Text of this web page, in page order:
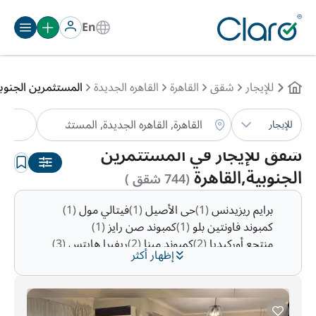
En
للإيجار شقق القاهرة القاهره الجديدة المستثمرين
للإيجار
شقق للإيجار في المستثمرين
الجنوبية,القاهرة(744 شقق )
الترتيب:تلقائي
إظهار أكثر
برايم ريزيدنس(1) حى الأصيل(1) فيتالي مول(1)
كمبوند فاونتين بلو(1) كمبوند صن رايز(1)
منتجع أوركيديا(2) كمبوند مينا(2) ريفيرا هايتس(3)
كمبوند ريتاج
مول بوينت 90 (6) كمبوند صن رايز(6) زيزينيا(6)
كونكورد بلازا(7) قرية طيبة(8)